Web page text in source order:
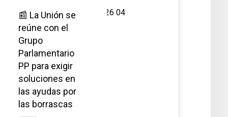
📰 La Unión se
reúne con el
Grupo
Parlamentario
PP para exigir
soluciones en
las ayudas por
las borrascas